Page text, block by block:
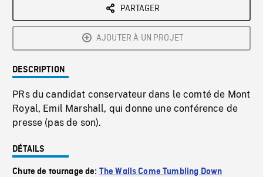
PARTAGER
AJOUTER À UN PROJET
DESCRIPTION
PRs du candidat conservateur dans le comté de Mont
Royal, Emil Marshall, qui donne une conférence de
presse (pas de son).
DÉTAILS
Chute de tournage de: The Walls Come Tumbling Down